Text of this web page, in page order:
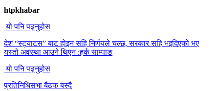
htpkhabar
यो पनि पढ्नुहोस
देश “स्ट्याटस” बाट होइन सहि निर्णयले चल्छ, सरकार सहि भइदिएको भए
यस्तो अवस्था आउने थिएन :हर्क साम्पाङ
यो पनि पढ्नुहोस
प्रतिनिधिसभा बैठक बस्दै